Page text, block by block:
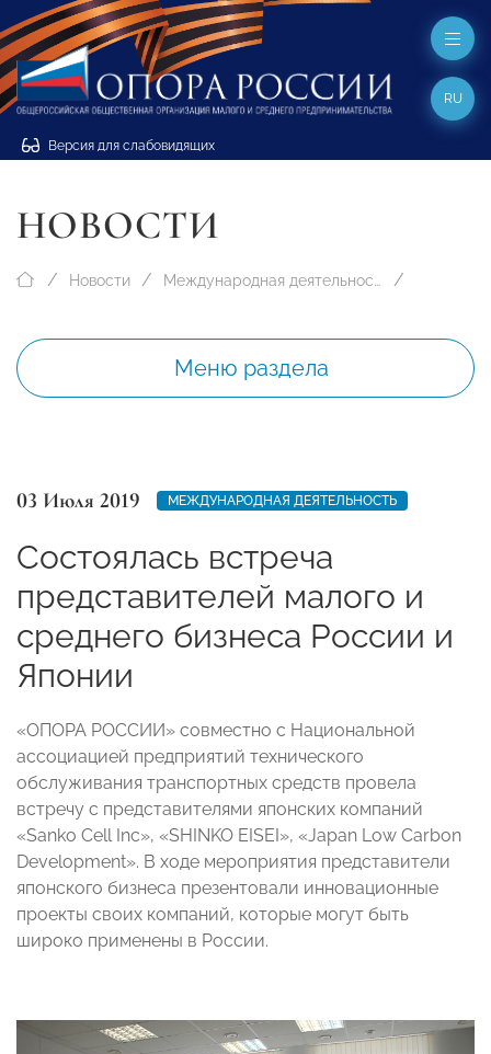
Версия для слабовидящих
RU
НОВОСТИ
Новости Международная деятельность
Меню раздела
03 Июля 2019 МЕЖДУНАРОДНАЯ ДЕЯТЕЛЬНОСТЬ
Состоялась встреча
представителей малого и
среднего бизнеса России и
Японии
«ОПОРА РОССИИ» совместно с Национальной
ассоциацией предприятий технического
обслуживания транспортных средств провела
встречу с представителями японских компаний
«Sanko Cell Inc», «SHINKO EISEI», «Japan Low Carbon
Development». В ходе мероприятия представители
японского бизнеса презентовали инновационные
проекты своих компаний, которые могут быть
широко применены в России.